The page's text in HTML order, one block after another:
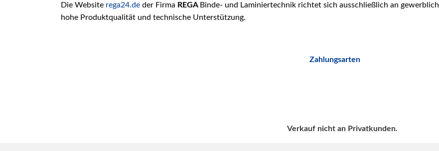
Die Website rega24.de der Firma REGA Binde- und Laminiertechnik richtet sich ausschließlich an
hohe Produktqualität und technische Unterstützung.
Zahlungsarten
Verkauf nicht an Privatkunden.